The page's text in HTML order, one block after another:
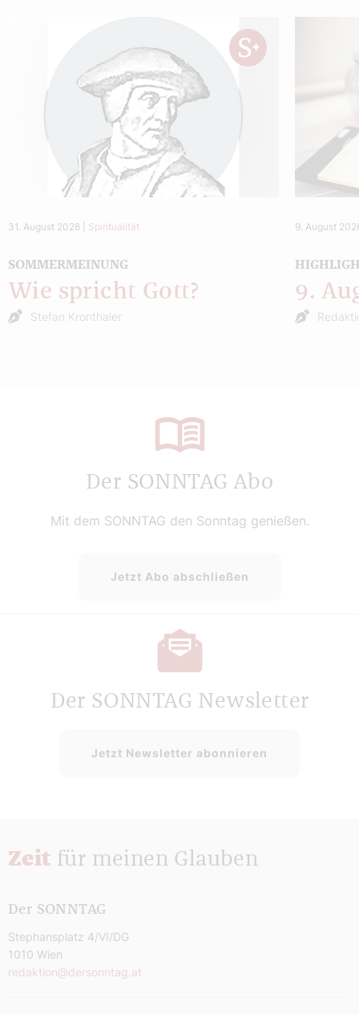
31. August 2026 Spiritualität
SOMMERMEINUNG
Wie spricht Gott?
Stefan Kronthaler
9. August
9.
Der SONNTAG Abo
Mit dem SONNTAG den Sonntag genießen.
Jetzt Abo abschließen
Der SONNTAG Newsletter
Jetzt Newsletter abonnieren
Zeit für meinen Glauben
Der SONNTAG
Stephansplatz 4/VI/DG
1010 Wien
redaktion@dersonntag.at